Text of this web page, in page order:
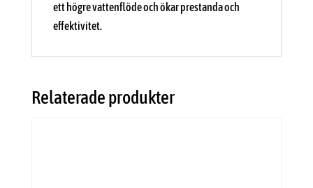
ett högre vattenflöde och ökar prestanda och
effektivitet.
Relaterade produkter